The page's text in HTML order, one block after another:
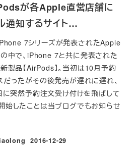
が各Apple直営店舗に
通知するサイト…
7シリーズが発表されたApple
の中で、iPhone 7と共に発表された
製品【AirPods】。当初は10月予約
だったがその後発売が遅れに遅れ、
突然予約注文受け付けを飛ばして
始したことは当ブログでもお知らせ
投稿日
2016-12-29